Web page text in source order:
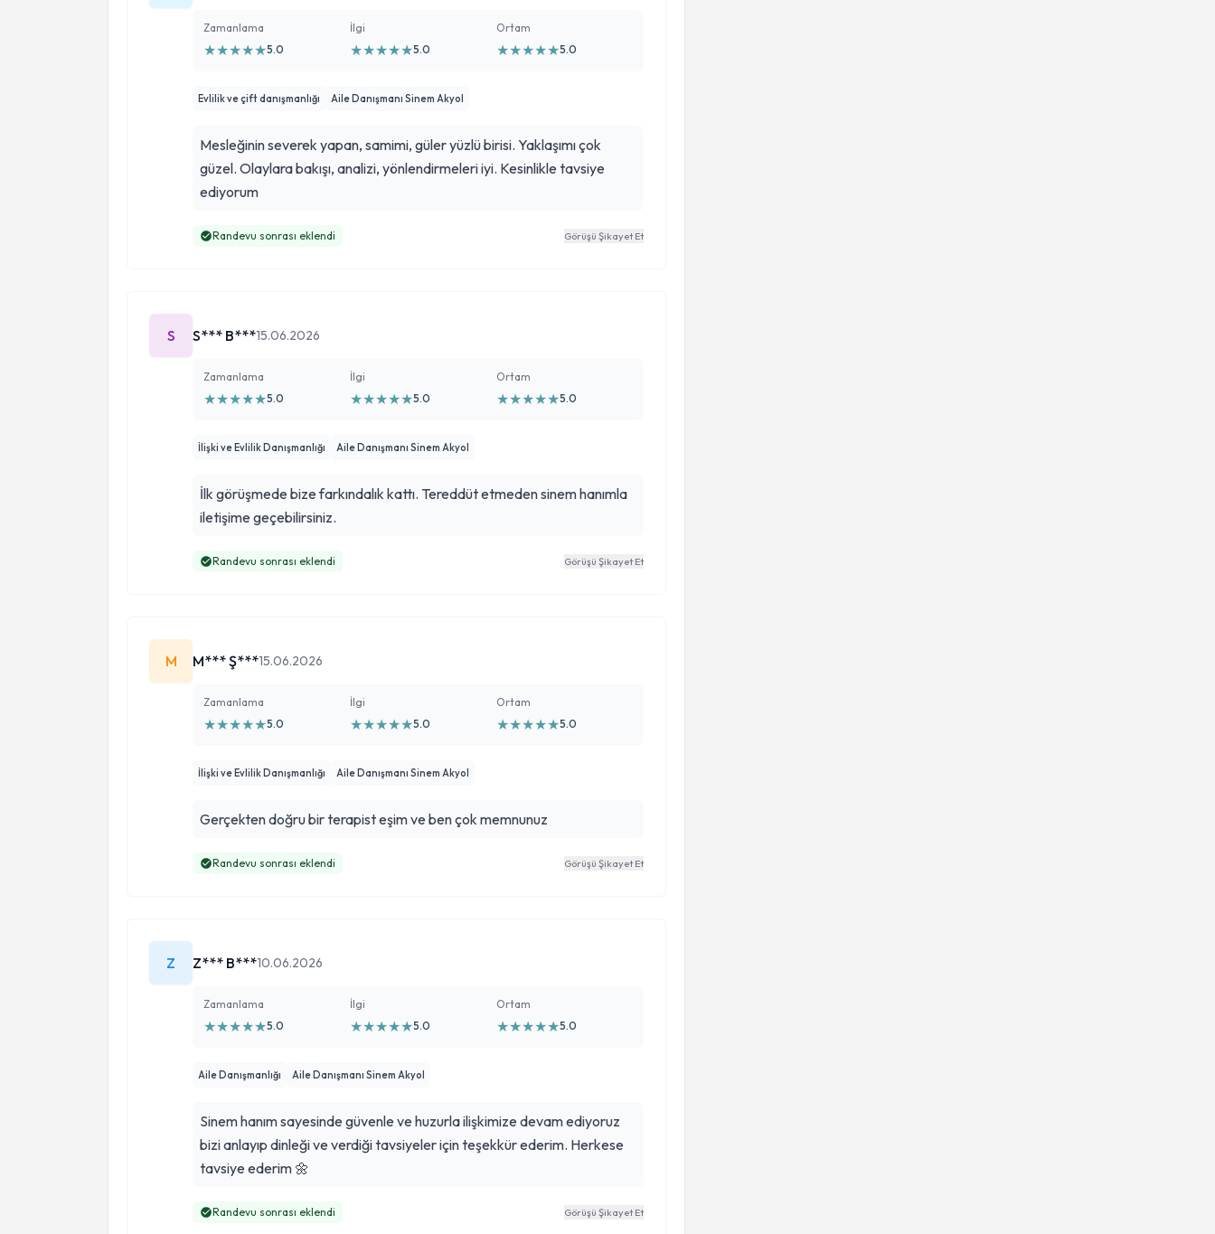
Zamanlama
★★★★★5.0
İlgi
★★★★★5.0
Ortam
★★★★★5.0
Evlilik ve çift danışmanlığı Aile Danışmanı Sinem Akyol
Mesleğinin severek yapan, samimi, güler yüzlü birisi. Yaklaşımı çok
güzel. Olaylara bakışı, analizi, yönlendirmeleri iyi. Kesinlikle tavsiye
ediyorum
Randevu sonrası eklendi Görüşü Şikayet Et
S S*** B***15.06.2026
Zamanlama
★★★★★5.0
İlgi
★★★★★5.0
Ortam
★★★★★5.0
İlişki ve Evlilik Danışmanlığı Aile Danışmanı Sinem Akyol
İlk görüşmede bize farkındalık kattı. Tereddüt etmeden sinem hanımla
iletişime geçebilirsiniz.
Randevu sonrası eklendi Görüşü Şikayet Et
M M*** Ş***15.06.2026
Zamanlama
★★★★★5.0
İlgi
★★★★★5.0
Ortam
★★★★★5.0
İlişki ve Evlilik Danışmanlığı Aile Danışmanı Sinem Akyol
Gerçekten doğru bir terapist eşim ve ben çok memnunuz
Randevu sonrası eklendi Görüşü Şikayet Et
Z Z*** B***10.06.2026
Zamanlama
★★★★★5.0
İlgi
★★★★★5.0
Ortam
★★★★★5.0
Aile Danışmanlığı Aile Danışmanı Sinem Akyol
Sinem hanım sayesinde güvenle ve huzurla ilişkimize devam ediyoruz
bizi anlayıp dinleği ve verdiği tavsiyeler için teşekkür ederim. Herkese
tavsiye ederim 🌼
Randevu sonrası eklendi Görüşü Şikayet Et